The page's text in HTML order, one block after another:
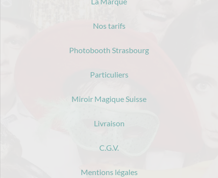
Nos tarifs
Photobooth Strasbourg
Particuliers
Miroir Magique Suisse
Livraison
C.G.V.
Mentions légales